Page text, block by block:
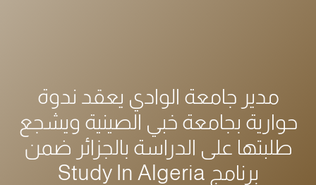
مدير جامعة الوادي يعقد ندوة
حوارية بجامعة خبي الصينية ويشجع
طلبتها على الدراسة بالجزائر ضمن
برنامج Study In Algeria